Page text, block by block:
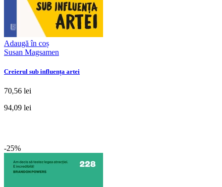
Adaugă în coș
Susan Magsamen
Creierul sub influența artei
70,56 lei
94,09 lei
-25%